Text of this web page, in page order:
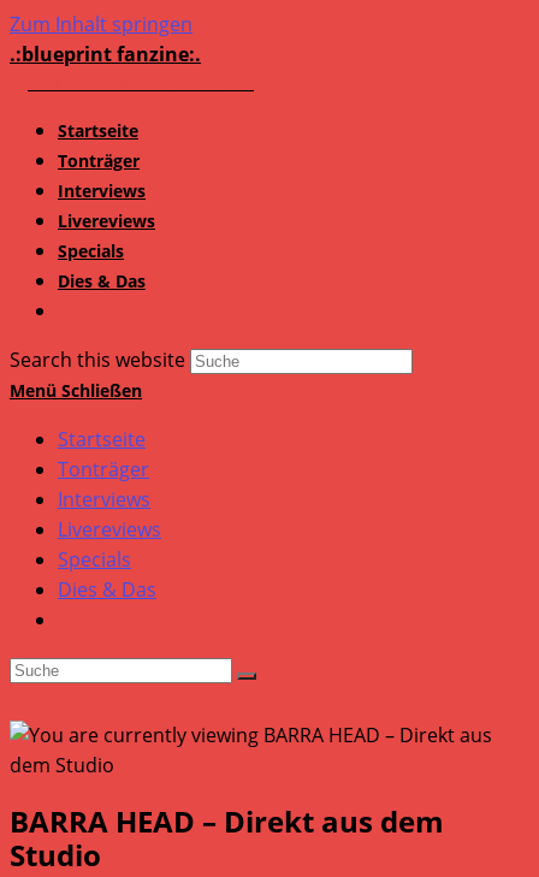
Zum Inhalt springen
.:blueprint fanzine:.
Startseite
Tonträger
Interviews
Livereviews
Specials
Dies & Das
Search this website
Menü Schließen
Startseite
Tonträger
Interviews
Livereviews
Specials
Dies & Das
BARRA HEAD – Direkt aus dem
Studio